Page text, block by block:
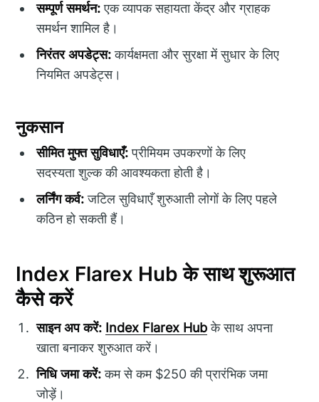
सम्पूर्ण समर्थन:एक व्यापक सहायता केंद्र और ग्राहक
समर्थन शामिल है।
निरंतर अपडेट्स:कार्यक्षमता और सुरक्षा में सुधार के लिए
नियमित अपडेट्स।
नुकसान
सीमित मुफ्त सुविधाएँ:प्रीमियम उपकरणों के लिए
सदस्यता शुल्क की आवश्यकता होती है।
लर्निंग कर्व:जटिल सुविधाएँ शुरुआती लोगों के लिए पहले
कठिन हो सकती हैं।
Index Flarex Hub के साथ शुरूआत
कैसे करें
साइन अप करें: Index Flarex Hubके साथ अपना
खाता बनाकर शुरुआत करें।
निधि जमा करें:कम से कम $250 की प्रारंभिक जमा
जोड़ें।